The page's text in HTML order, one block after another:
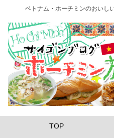
ベトナム・ホーチミンのおいし
TOP